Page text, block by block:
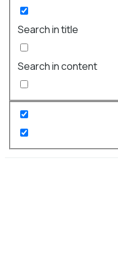
Search in title
Search in content